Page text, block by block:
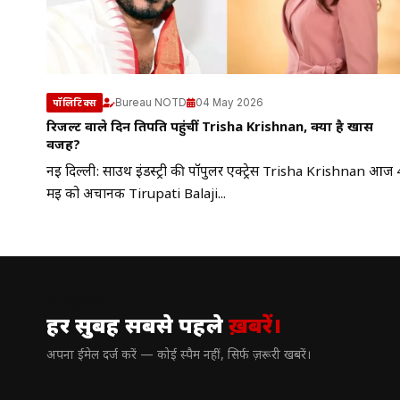
पॉलिटिक्स Bureau NOTD 04 May 2026
रिजल्ट वाले दिन तिरुपति पहुंचीं Trisha Krishnan, क्या है खास
वजह?
नई दिल्ली: साउथ इंडस्ट्री की पॉपुलर एक्ट्रेस Trisha Krishnan आज
मई को अचानक Tirupati Balaji...
हर सुबह सबसे पहलेख़बरें।
अपना ईमेल दर्ज करें — कोई स्पैम नहीं, सिर्फ ज़रूरी खबरें।